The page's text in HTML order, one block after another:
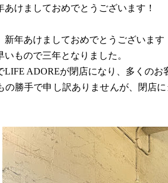
あけましておめでとうございます！
新年あけましておめでとうございます
いもので三年となりました。
LIFE ADOREが閉店になり、多くの
の勝手で申し訳ありませんが、閉店